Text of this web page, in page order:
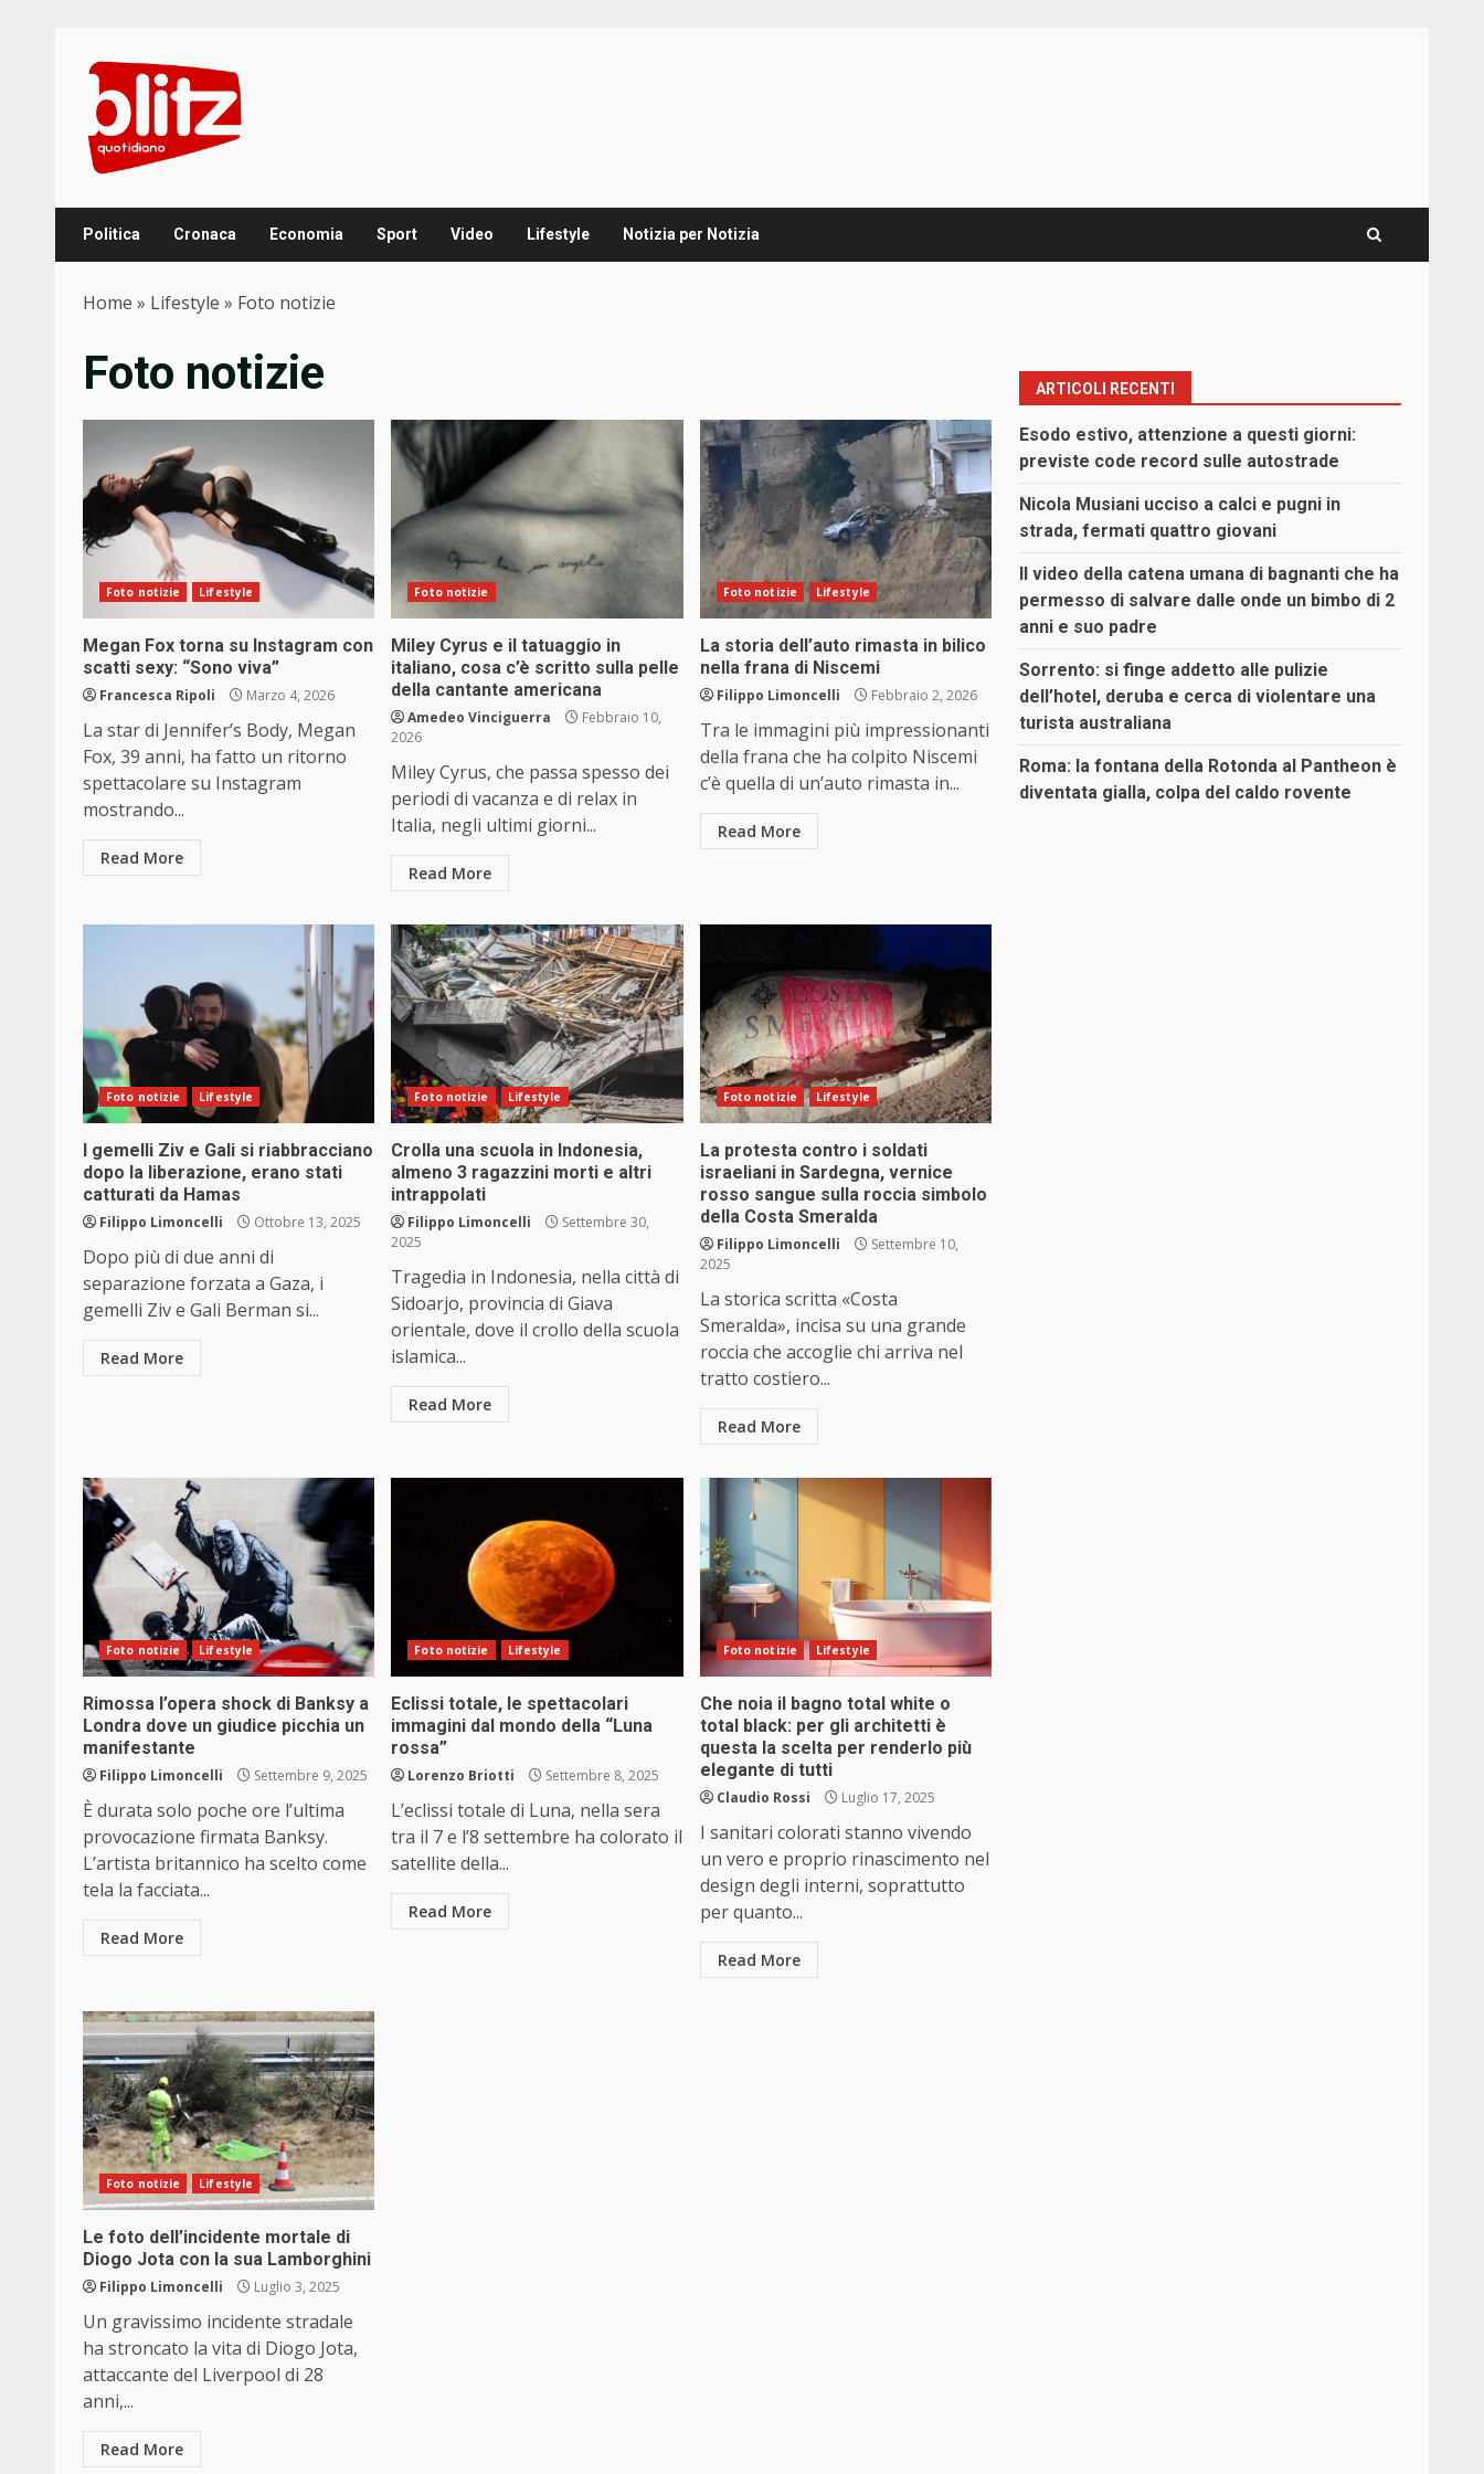
content
Politica Cronaca Economia Sport Video Lifestyle Notizia per Notizia
Home » Lifestyle » Foto notizie
Foto notizie
Foto notizie Lifestyle
Megan Fox torna su Instagram con
scatti sexy: “Sono viva”
Francesca Ripoli Marzo 4, 2026
La star di Jennifer’s Body, Megan
Fox, 39 anni, ha fatto un ritorno
spettacolare su Instagram
mostrando...
Read More
Foto notizie
Miley Cyrus e il tatuaggio in
italiano, cosa c’è scritto sulla pelle
della cantante americana
Amedeo Vinciguerra
Febbraio 10,
2026
Miley Cyrus, che passa spesso dei
periodi di vacanza e di relax in
Italia, negli ultimi giorni...
Read More
Foto notizie Lifestyle
La storia dell’auto rimasta in bilico
nella frana di Niscemi
Filippo Limoncelli Febbraio 2, 2026
Tra le immagini più impressionanti
della frana che ha colpito Niscemi
c’è quella di un’auto rimasta in...
Read More
Foto notizie Lifestyle
I gemelli Ziv e Gali si riabbracciano
dopo la liberazione, erano stati
catturati da Hamas
Filippo Limoncelli Ottobre 13, 2025
Dopo più di due anni di
separazione forzata a Gaza, i
gemelli Ziv e Gali Berman si...
Read More
Foto notizie Lifestyle
Crolla una scuola in Indonesia,
almeno 3 ragazzini morti e altri
intrappolati
Filippo Limoncelli
Settembre 30,
2025
Tragedia in Indonesia, nella città di
Sidoarjo, provincia di Giava
orientale, dove il crollo della scuola
islamica...
Read More
Foto notizie Lifestyle
La protesta contro i soldati
israeliani in Sardegna, vernice
rosso sangue sulla roccia simbolo
della Costa Smeralda
Filippo Limoncelli
Settembre 10,
2025
La storica scritta «Costa
Smeralda», incisa su una grande
roccia che accoglie chi arriva nel
tratto costiero...
Read More
Foto notizie Lifestyle
Rimossa l’opera shock di Banksy a
Londra dove un giudice picchia un
manifestante
Filippo Limoncelli Settembre 9, 2025
È durata solo poche ore l’ultima
provocazione firmata Banksy.
L’artista britannico ha scelto come
tela la facciata...
Read More
Foto notizie Lifestyle
Eclissi totale, le spettacolari
immagini dal mondo della “Luna
rossa”
Lorenzo Briotti Settembre 8, 2025
L’eclissi totale di Luna, nella sera
tra il 7 e l’8 settembre ha colorato il
satellite della...
Read More
Foto notizie Lifestyle
Che noia il bagno total white o
total black: per gli architetti è
questa la scelta per renderlo più
elegante di tutti
Claudio Rossi Luglio 17, 2025
I sanitari colorati stanno vivendo
un vero e proprio rinascimento nel
design degli interni, soprattutto
per quanto...
Read More
Foto notizie Lifestyle
Le foto dell’incidente mortale di
Diogo Jota con la sua Lamborghini
Filippo Limoncelli Luglio 3, 2025
Un gravissimo incidente stradale
ha stroncato la vita di Diogo Jota,
attaccante del Liverpool di 28
anni,...
Read More
ARTICOLI RECENTI
Esodo estivo, attenzione a questi giorni:
previste code record sulle autostrade
Nicola Musiani ucciso a calci e pugni in
strada, fermati quattro giovani
Il video della catena umana di bagnanti che ha
permesso di salvare dalle onde un bimbo di 2
anni e suo padre
Sorrento: si finge addetto alle pulizie
dell’hotel, deruba e cerca di violentare una
turista australiana
Roma: la fontana della Rotonda al Pantheon è
diventata gialla, colpa del caldo rovente